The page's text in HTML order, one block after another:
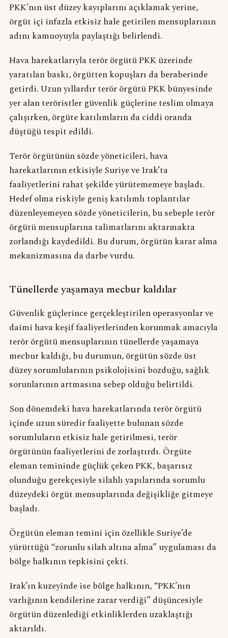
PKK’nın üst düzey kayıplarını açıklamak yerine,
örgüt içi infazla etkisiz hale getirilen mensuplarının
adını kamuoyuyla paylaştığı belirlendi.
Hava harekatlarıyla terör örgütü PKK üzerinde
yaratılan baskı, örgütten kopuşları da beraberinde
getirdi. Uzun yıllardır terör örgütü PKK bünyesinde
yer alan teröristler güvenlik güçlerine teslim olmaya
çalışırken, örgüte katılımların da ciddi oranda
düştüğü tespit edildi.
Terör örgütünün sözde yöneticileri, hava
harekatlarının etkisiyle Suriye ve Irak’ta
faaliyetlerini rahat şekilde yürütememeye başladı.
Hedef olma riskiyle geniş katılımlı toplantılar
düzenleyemeyen sözde yöneticilerin, bu sebeple terör
örgütü mensuplarına talimatlarını aktarmakta
zorlandığı kaydedildi. Bu durum, örgütün karar alma
mekanizmasına da darbe vurdu.
Tünellerde yaşamaya mecbur kaldılar
Güvenlik güçlerince gerçekleştirilen operasyonlar ve
daimi hava keşif faaliyetlerinden korunmak amacıyla
terör örgütü mensuplarının tünellerde yaşamaya
mecbur kaldığı, bu durumun, örgütün sözde üst
düzey sorumlularının psikolojisini bozduğu, sağlık
sorunlarının artmasına sebep olduğu belirtildi.
Son dönemdeki hava harekatlarında terör örgütü
içinde uzun süredir faaliyette bulunan sözde
sorumluların etkisiz hale getirilmesi, terör
örgütünün faaliyetlerini de zorlaştırdı. Örgüte
eleman temininde güçlük çeken PKK, başarısız
olunduğu gerekçesiyle silahlı yapılarında sorumlu
düzeydeki örgüt mensuplarında değişikliğe gitmeye
başladı.
Örgütün eleman temini için özellikle Suriye’de
yürüttüğü “zorunlu silah altına alma” uygulaması da
bölge halkının tepkisini çekti.
Irak’ın kuzeyinde ise bölge halkının, “PKK’nın
varlığının kendilerine zarar verdiği” düşüncesiyle
örgütün düzenlediği etkinliklerden uzaklaştığı
aktarıldı.